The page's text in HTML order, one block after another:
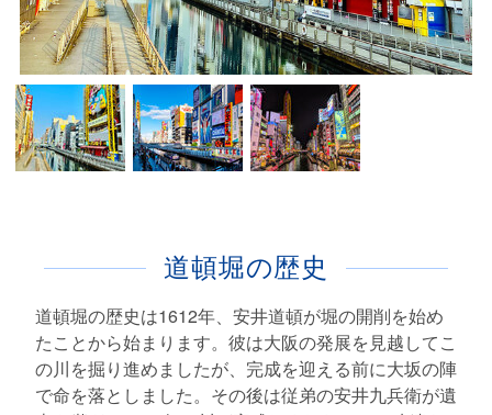
道頓堀の歴史
道頓堀の歴史は1612年、安井道頓が堀の開削を始め
たことから始まります。彼は大阪の発展を見越してこ
の川を掘り進めましたが、完成を迎える前に大坂の陣
で命を落としました。その後は従弟の安井九兵衛が遺